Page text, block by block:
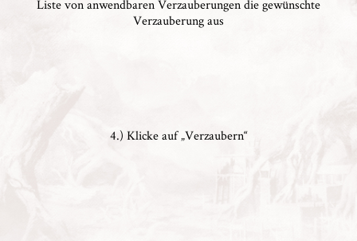
Liste von anwendbaren Verzauberungen die gewünschte
Verzauberung aus
4.) Klicke auf „Verzaubern“